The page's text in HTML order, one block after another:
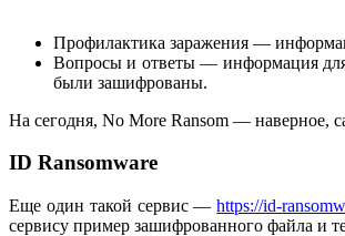
Профилактика заражения —
Вопросы и ответы — информация для
были зашифрованы.
На сегодня, No More Ransom — наверное,
ID Ransomware
Еще один такой сервис —https://id-
сервису пример зашифрованного файла и